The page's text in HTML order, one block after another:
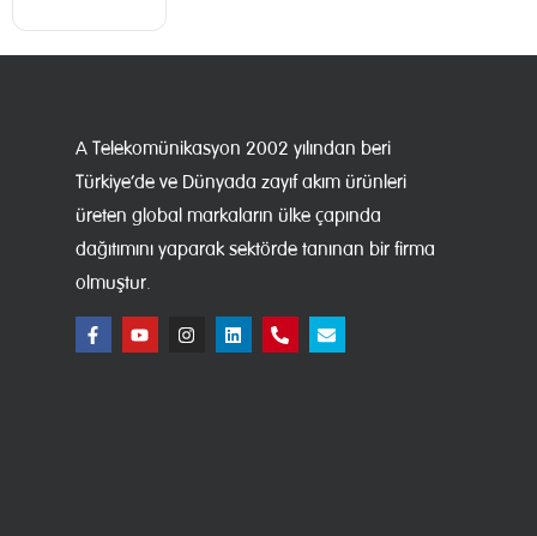
A Telekomünikasyon 2002 yılından beri
Türkiye’de ve Dünyada zayıf akım ürünleri
üreten global markaların ülke çapında
dağıtımını yaparak sektörde tanınan bir firma
olmuştur.